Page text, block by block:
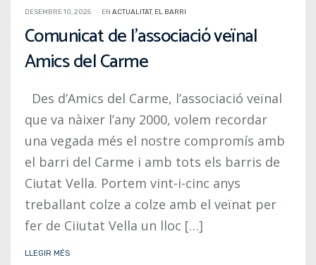
DESEMBRE 10, 2025 EN ACTUALITAT, EL BARRI
Comunicat de l’associació veïnal
Amics del Carme
Des d’Amics del Carme, l’associació veïnal
que va nàixer l’any 2000, volem recordar
una vegada més el nostre compromís amb
el barri del Carme i amb tots els barris de
Ciutat Vella. Portem vint-i-cinc anys
treballant colze a colze amb el veïnat per
fer de Ciiutat Vella un lloc […]
LLEGIR MÉS